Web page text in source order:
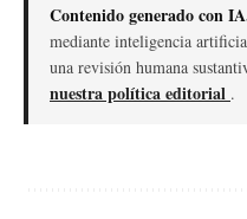
Contenido generado con
mediante inteligencia
una revisión humana
nuestra política editorial .